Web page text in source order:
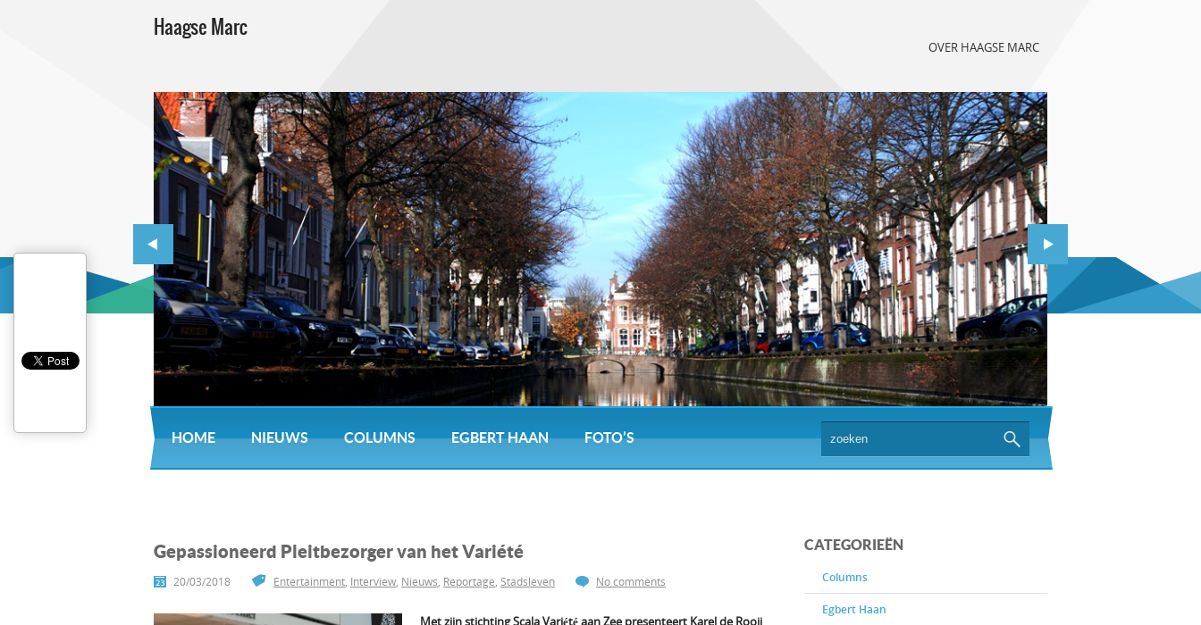
Haagse Marc
OVER HAAGSE MARC
HOME NIEUWS COLUMNS EGBERT HAAN FOTO’S
CATEGORIEËN
Columns
Egbert Haan
Gepassioneerd Pleitbezorger van het Variété
20/03/2018 Entertainment, Interview, Nieuws, Reportage, Stadsleven No comments
Met zijn stichting Scala Variété aan Zee presenteert Karelde Rooij